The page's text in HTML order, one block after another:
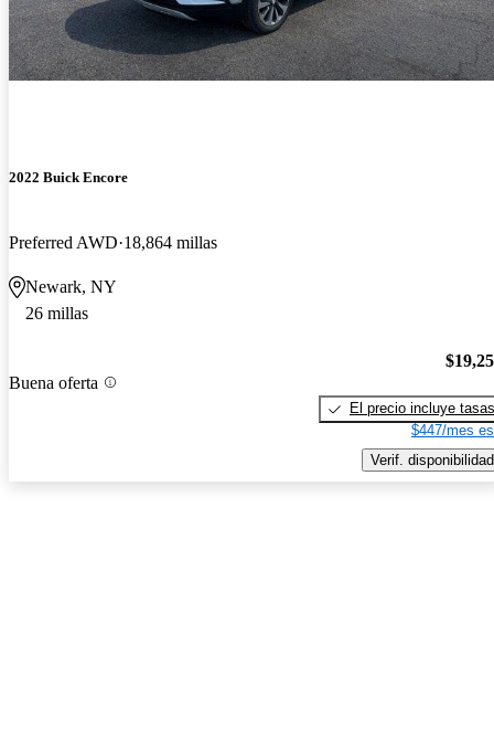
2022 Buick Encore
Preferred AWD 18,864 millas
Newark, NY
26 millas
Buena oferta
El precio incluye tasas
$447/mes
Verif. disponibilidad